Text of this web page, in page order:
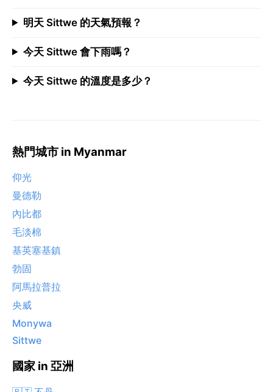
明天 Sittwe 的天氣預報？
今天 Sittwe 會下雨嗎？
今天 Sittwe 的溫度是多少？
熱門城市 in Myanmar
仰光
曼德勒
內比都
毛淡棉
基英塞基鎮
勃固
阿馬拉普拉
央威
Monywa
Sittwe
國家 in 亞洲